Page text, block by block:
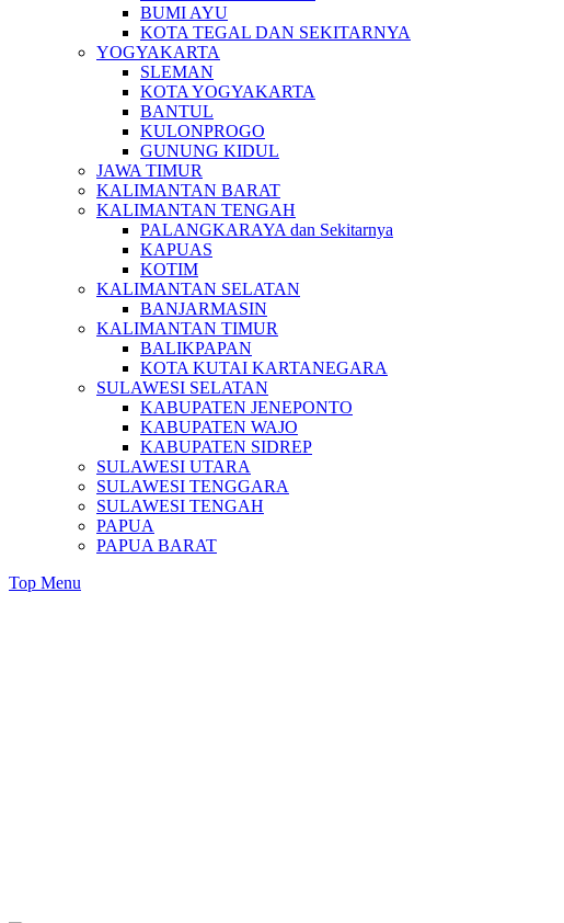
BUMI AYU
KOTA TEGAL DAN SEKITARNYA
YOGYAKARTA
SLEMAN
KOTA YOGYAKARTA
BANTUL
KULONPROGO
GUNUNG KIDUL
JAWA TIMUR
KALIMANTAN BARAT
KALIMANTAN TENGAH
PALANGKARAYA dan Sekitarnya
KAPUAS
KOTIM
KALIMANTAN SELATAN
BANJARMASIN
KALIMANTAN TIMUR
BALIKPAPAN
KOTA KUTAI KARTANEGARA
SULAWESI SELATAN
KABUPATEN JENEPONTO
KABUPATEN WAJO
KABUPATEN SIDREP
SULAWESI UTARA
SULAWESI TENGGARA
SULAWESI TENGAH
PAPUA
PAPUA BARAT
Top Menu